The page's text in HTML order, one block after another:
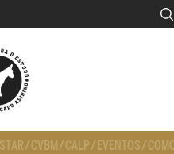
/CVBM/CALP/ EVENTOS/